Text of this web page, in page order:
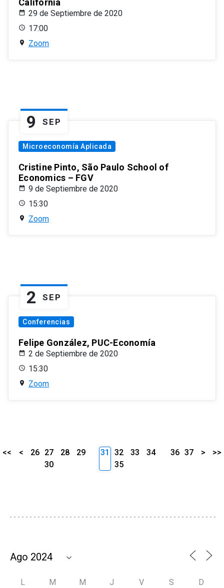
California
29 de Septiembre de 2020
17:00
Zoom
9 SEP
Microeconomía Aplicada
Cristine Pinto, São Paulo School of
Economics – FGV
9 de Septiembre de 2020
15:30
Zoom
2 SEP
Conferencias
Felipe González, PUC-Economía
2 de Septiembre de 2020
15:30
Zoom
<< < 26 27 28
29
30
31 32 33
34
35
36 37 > >>
L M M J V S D